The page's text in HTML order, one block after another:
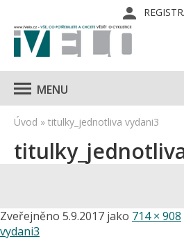
MENU
Úvod » titulky_jednotliva vydani3
Zveřejněno 5.9.2017 jako 714 × 908
vydani3